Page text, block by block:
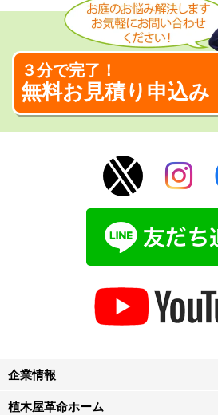
３分で完了！
無料お見積り申込み
企業情報
植木屋革命ホーム